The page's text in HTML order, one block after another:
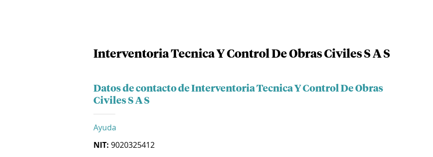
Interventoria Tecnica Y Control De Obras Civiles S A S
Datos de contacto de Interventoria Tecnica Y Control De Obras
Civiles S A S
Ayuda
NIT: 9020325412